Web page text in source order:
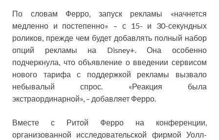
По словам Ферро, запуск рекламы «начнется
медленно и постепенно» – с 15- и 30-секундных
роликов, прежде чем будет добавлять полный набор
опций рекламы на Disney+. Она особенно
подчеркнула, что объявление о введении сервисом
нового тарифа с поддержкой рекламы вызвало
небывалый спрос. «Реакция была
экстраординарной», – добавляет Ферро.
Вместе с Ритой Ферро на конференции,
организованной исследовательской фирмой Уолл-